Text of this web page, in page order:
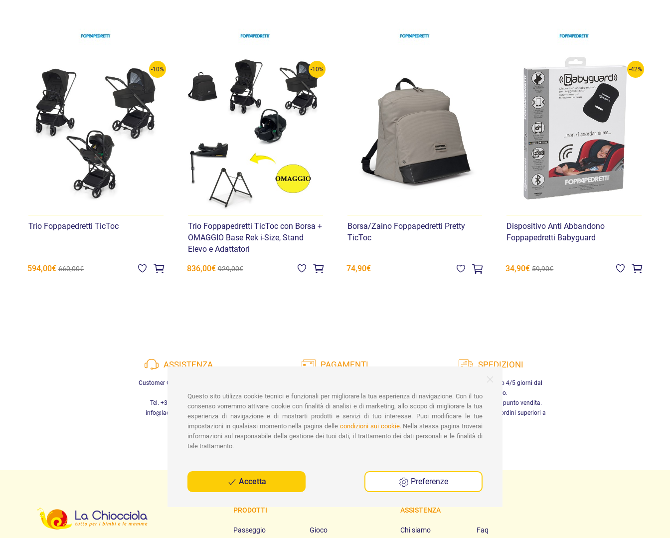
-10%
Trio Foppapedretti TicToc
594,00€ 660,00€
-10%
Trio Foppapedretti TicToc con Borsa +
OMAGGIO Base Rek i-Size, Stand
Elevo e Adattatori
836,00€ 929,00€
Borsa/Zaino Foppapedretti Pretty
TicToc
74,90€
-42%
Dispositivo Anti Abbandono
Foppapedretti Babyguard
34,90€ 59,90€
ASSISTENZA
Customer Care a disposizione
Tel. +39 3452280233
info@lachiocciolababy.it
PAGAMENTI
Carte di Credito, Bonifico, PayPal e
Contrassegno.
SPEDIZIONI
Consegna in Italia entro 4/5 giorni dal
pagamento.
Ritiro gratuito presso il punto vendita.
Spedizione gratuita per ordini superiori a
29,90 €
PRODOTTI
Passeggio Gioco
ASSISTENZA
Chi siamo Faq
Questo sito utilizza cookie tecnici e funzionali per migliorare la tua esperienza di navigazione. Con il tuo
consenso vorremmo attivare cookie con finalità di analisi e di marketing, allo scopo di migliorare la tua
esperienza di navigazione e di mostrarti prodotti e servizi di tuo interesse. Puoi modificare le tue
impostazioni in qualsiasi momento nella pagina delle condizioni sui cookie.Nella stessa pagina troverai
informazioni sul responsabile della gestione dei tuoi dati, il trattamento dei dati personali e le finalità di
tale trattamento.
Accetta Preferenze